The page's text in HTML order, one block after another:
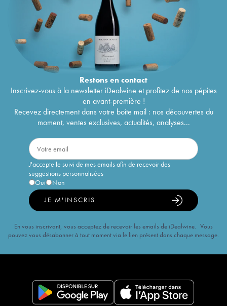
Restons encontact
Inscrivez-vous à la newsletter iDealwine et profitez de nos pépites
en avant-première !
Recevez directement dans votre boîte mail : nos découvertes du
moment, ventes exclusives, actualités, analyses...
J'accepte le suivi de mes emails afin de recevoir des
suggestions personnalisées
Oui
Non
JE M'INSCRIS
En vous inscrivant, vous acceptez de recevoir les emails de iDealwine. Vous
pouvez vous désabonner à tout moment via le lien présent dans chaque message.